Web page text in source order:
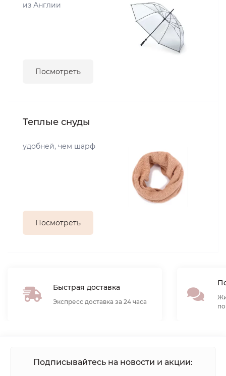
из Англии
Посмотреть
Теплые снуды
удобней, чем шарф
Посмотреть
Быстрая доставка
Экспресс доставка за 24 часа
Подписывайтесь на новости и акции: